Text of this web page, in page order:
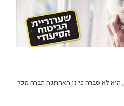
לא סברה כי זו האחרונה תברח מכל